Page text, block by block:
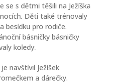
se s dětmi těšili na Ježíška
Děti také trénovaly
besídku pro rodiče.
básničky básničky
koledy.
navštívil Ježíšek
a dárečky.